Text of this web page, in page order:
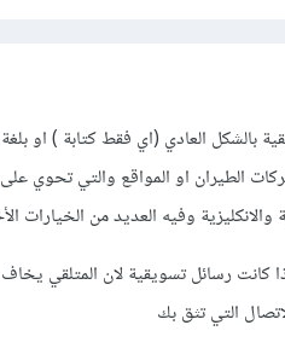
بالشكل العادي (اي فقط كتابة ) او
الطيران او المواقع والتي تحوي
والانكليزية وفيه العديد من الخيارات
كانت رسائل تسويقية لان المتلقي
التي تثق بك